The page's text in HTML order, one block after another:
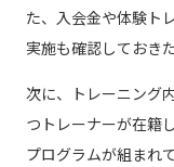
た、入会金や体験ト
実施も確認しておき
次に、トレーニング
つトレーナーが在籍
プログラムが組まれ